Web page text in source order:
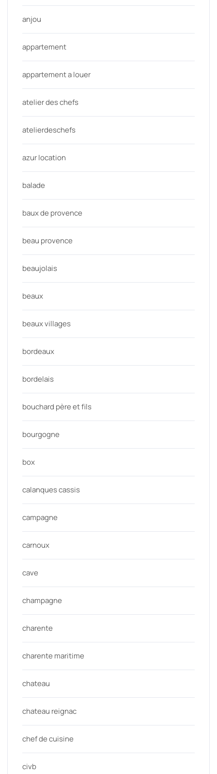
anjou
appartement
appartement a louer
atelier des chefs
atelierdeschefs
azur location
balade
baux de provence
beau provence
beaujolais
beaux
beaux villages
bordeaux
bordelais
bouchard père et fils
bourgogne
box
calanques cassis
campagne
carnoux
cave
champagne
charente
charente maritime
chateau
chateau reignac
chef de cuisine
civb